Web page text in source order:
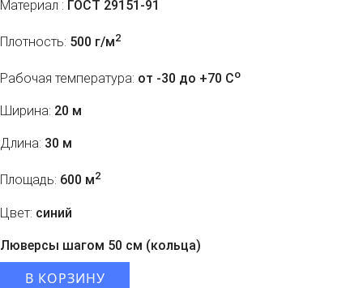
Материал : ГОСТ 29151-91
Плотность: 500 г/м2
Рабочая температура: от -30 до +70 Co
Ширина: 20 м
Длина: 30 м
Площадь: 600 м2
Цвет: синий
Люверсы шагом 50 см (кольца)
В КОРЗИНУ